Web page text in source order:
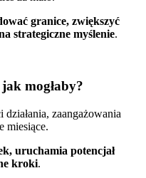
granice, zwiększyć
strategiczne myślenie.
mogłaby?
zaangażowania
miesiące.
uruchamia potencjał
kroki.